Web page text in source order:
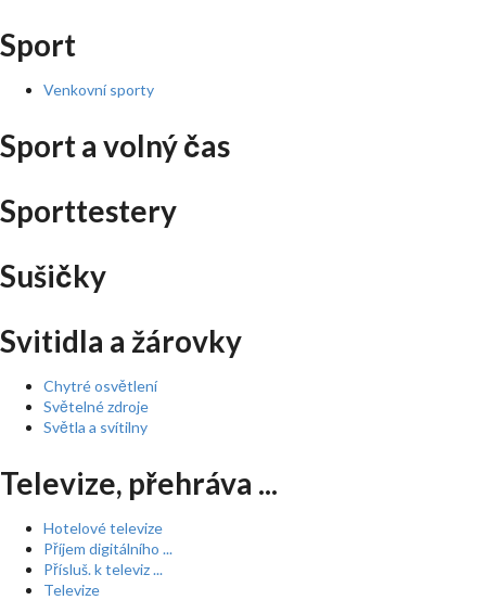
Sport
Venkovní sporty
Sport a volný čas
Sporttestery
Sušičky
Svitidla a žárovky
Chytré osvětlení
Světelné zdroje
Světla a svítilny
Televize, přehráva ...
Hotelové televize
Příjem digitálního ...
Přísluš. k televiz ...
Televize